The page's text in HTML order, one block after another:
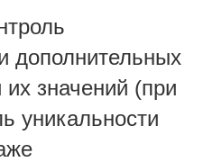
дополнительных
их значений (при
уникальности